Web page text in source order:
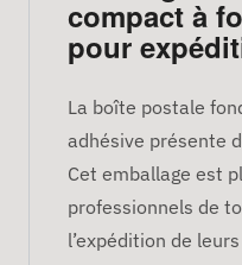
compact à
pour
La boîte postale
adhésive présente
Cet emballage est
professionnels de
l’expédition de